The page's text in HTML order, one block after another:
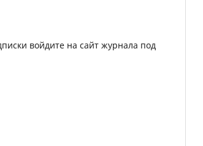
войдите на сайт журнала под